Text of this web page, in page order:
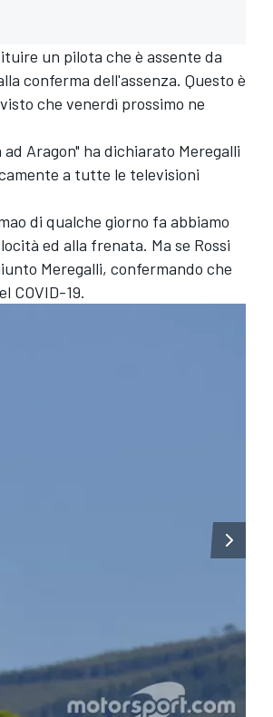
un pilota che è assente da
conferma dell'assenza. Questo è
che venerdì prossimo ne
Aragon" ha dichiarato Meregalli
a tutte le televisioni
di qualche giorno fa abbiamo
ed alla frenata. Ma se Rossi
Meregalli, confermando che
COVID-19.